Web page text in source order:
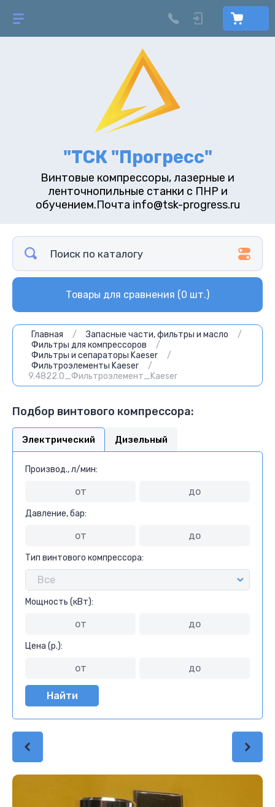
"ТСК "Прогресс"
Винтовые компрессоры, лазерные и
ленточнопильные станки с ПНР и
обучением.Почта info@tsk-progress.ru
Товары для сравнения (0 шт.)
Главная / Запасные части, фильтры и масло
/
Фильтры для компрессоров
/
Фильтры и сепараторы Kaeser
/
Фильтроэлементы Kaeser
/
9.4822.0_Фильтроэлемент_Kaeser
Подбор винтового компрессора:
Электрический Дизельный
Производ., л/мин:
Давление, бар:
Тип винтового компрессора:
Мощность (кВт):
Цена (р.):
Найти